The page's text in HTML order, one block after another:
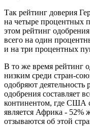
Так рейтинг доверия
на четыре процентных
этом рейтинг
всего на один
и на три процентных
В то же время рейтинг
низким среди стран-
одобряют
одобрения составляет
континентом, где США
является Африка - 52%
отзываются об этой